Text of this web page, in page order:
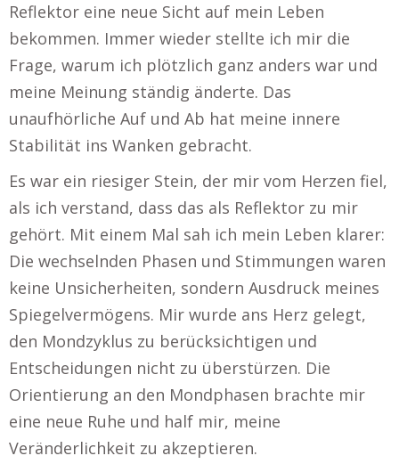
Reflektor eine neue Sicht auf mein Leben
bekommen. Immer wieder stellte ich mir die
Frage, warum ich plötzlich ganz anders war und
meine Meinung ständig änderte. Das
unaufhörliche Auf und Ab hat meine innere
Stabilität ins Wanken gebracht.
Es war ein riesiger Stein, der mir vom Herzen fiel,
als ich verstand, dass das als Reflektor zu mir
gehört. Mit einem Mal sah ich mein Leben klarer:
Die wechselnden Phasen und Stimmungen waren
keine Unsicherheiten, sondern Ausdruck meines
Spiegelvermögens. Mir wurde ans Herz gelegt,
den Mondzyklus zu berücksichtigen und
Entscheidungen nicht zu überstürzen. Die
Orientierung an den Mondphasen brachte mir
eine neue Ruhe und half mir, meine
Veränderlichkeit zu akzeptieren.